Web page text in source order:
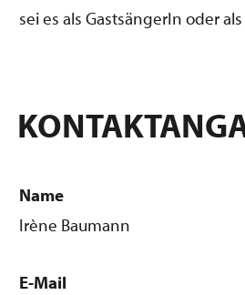
sei es als GastsängerIn oder
Name
Irène Baumann
E-Mail